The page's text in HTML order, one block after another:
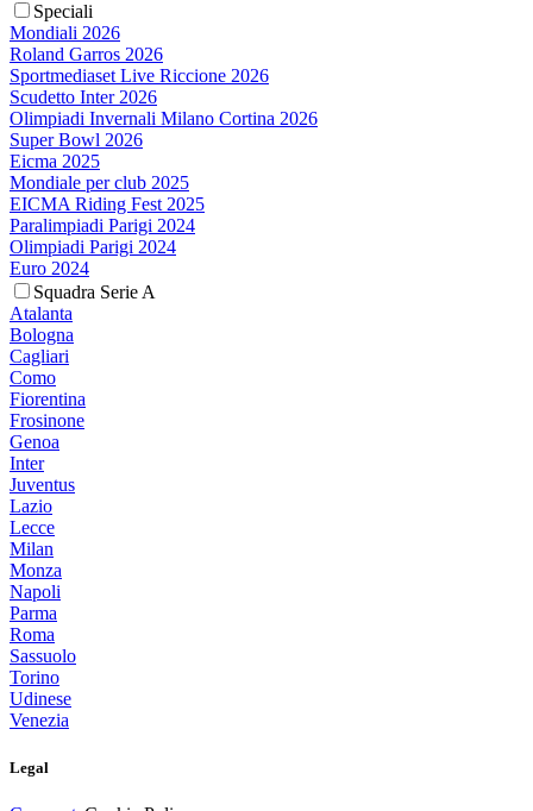
Speciali
Mondiali 2026
Roland Garros 2026
Sportmediaset Live Riccione 2026
Scudetto Inter 2026
Olimpiadi Invernali Milano Cortina 2026
Super Bowl 2026
Eicma 2025
Mondiale per club 2025
EICMA Riding Fest 2025
Paralimpiadi Parigi 2024
Olimpiadi Parigi 2024
Euro 2024
Squadra Serie A
Atalanta
Bologna
Cagliari
Como
Fiorentina
Frosinone
Genoa
Inter
Juventus
Lazio
Lecce
Milan
Monza
Napoli
Parma
Roma
Sassuolo
Torino
Udinese
Venezia
Legal